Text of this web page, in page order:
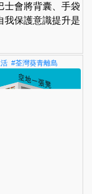
士會將背囊、手袋
我保護意識提升是
#荃灣葵青離島